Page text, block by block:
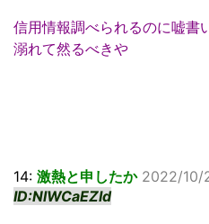
信用情報調べられるのに嘘書
溺れて然るべきや
14: 激熱と申したか 2022/10/
ID:NlWCaEZId